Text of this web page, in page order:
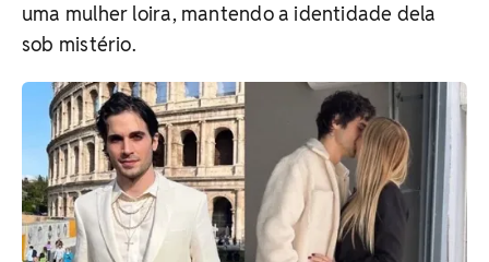
uma mulher loira, mantendo a identidade dela
sob mistério.